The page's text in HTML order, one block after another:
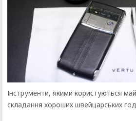
Інструменти, якими користуються
складання хороших швейцарських